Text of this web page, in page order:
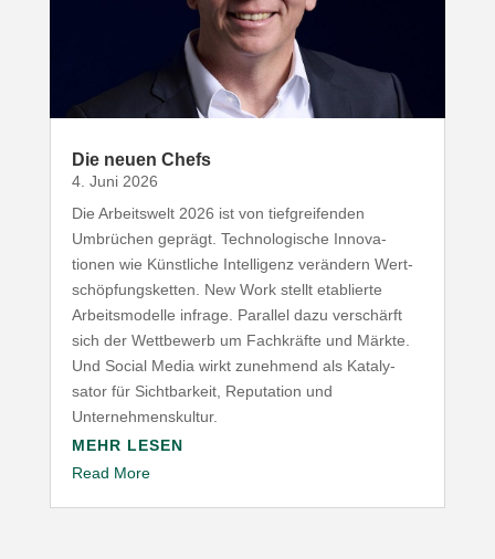
Die neuen Chefs
4. Juni 2026
Die Arbeitswelt 2026 ist von tief­grei­fenden
Umbrüchen geprägt. Tech­no­lo­gische Inno­va­
tionen wie Künst­liche Intel­ligenz verändern Wert­
schöp­fungs­ketten. New Work stellt etablierte
Arbeits­mo­delle infrage. Parallel dazu verschärft
sich der Wett­bewerb um Fach­kräfte und Märkte.
Und Social Media wirkt zunehmend als Kata­ly­
sator für Sicht­barkeit, Repu­tation und
Unternehmenskultur.
MEHR LESEN
Read More